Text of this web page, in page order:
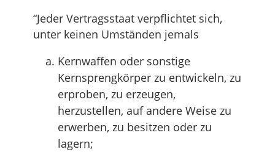
“Jeder Vertragsstaat verpflichtet sich,
unter keinen Umständen jemals
Kernwaffen oder sonstige
Kernsprengkörper zu entwickeln, zu
erproben, zu erzeugen,
herzustellen, auf andere Weise zu
erwerben, zu besitzen oder zu
lagern;